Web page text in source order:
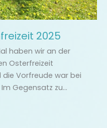
2025
haben wir an der
Osterfreizeit
Vorfreude war bei
Gegensatz zu…